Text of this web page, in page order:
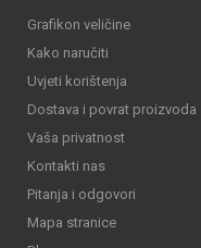
Grafikon veličine
Kako naručiti
Uvjeti korištenja
Dostava i povrat proizvoda
Vaša privatnost
Kontakti nas
Pitanja i odgovori
Mapa stranice